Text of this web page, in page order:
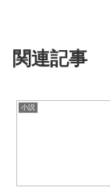
関連記事
小説